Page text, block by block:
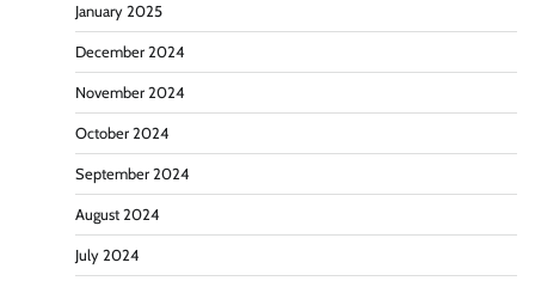
January 2025
December 2024
November 2024
October 2024
September 2024
August 2024
July 2024